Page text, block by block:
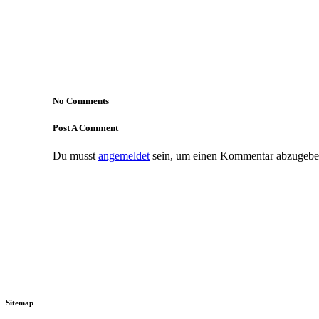
No Comments
Post A Comment
Du musst angemeldet sein, um einen Kommentar
Sitemap